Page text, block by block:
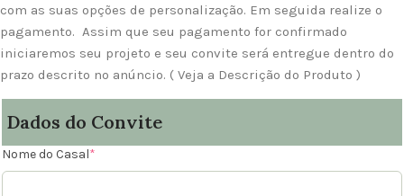
com as suas opções de personalização. Em seguida realize o
pagamento. Assim que seu pagamento for confirmado
iniciaremos seu projeto e seu convite será entregue dentro do
prazo descrito no anúncio. ( Veja a Descrição do Produto )
Dados do Convite
Nome do Casal*